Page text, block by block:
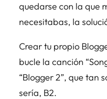
quedarse con la que
necesitabas, la
Crear tu propio
bucle la canción
“Blogger 2”, que tan
sería, B2.